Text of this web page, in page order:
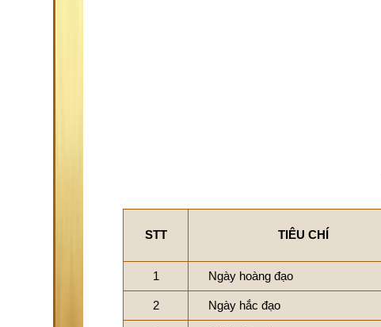
STT TIÊU CHÍ
1 Ngày hoàng đạo
2 Ngày hắc đạo